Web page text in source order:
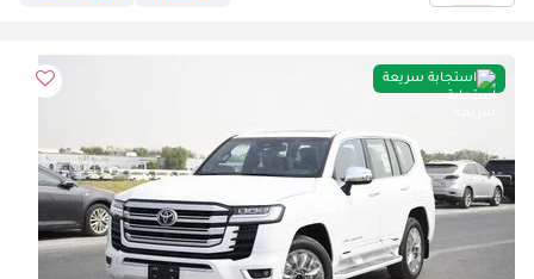
استجابة سريعة